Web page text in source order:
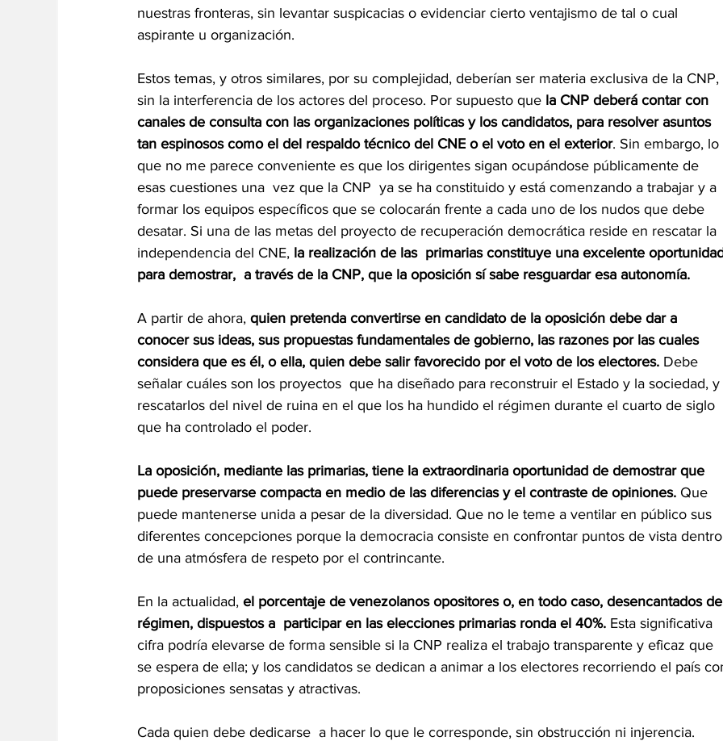
nuestras fronteras, sin levantar suspicacias o evidenciar cierto ventajismo de tal o cual
aspirante u organización.
Estos temas, y otros similares, por su complejidad, deberían ser materia exclusiva de la CNP,
sin la interferencia de los actores del proceso. Por supuesto que la CNP deberá contar con
canales de consulta con las organizaciones políticas y los candidatos, para resolver asuntos
tan espinosos como el del respaldo técnico del CNE o el voto en el exterior. Sin embargo, lo
que no me parece conveniente es que los dirigentes sigan ocupándose públicamente de
esas cuestiones una  vez que la CNP  ya se ha constituido y está comenzando a trabajar y a
formar los equipos específicos que se colocarán frente a cada uno de los nudos que debe
desatar. Si una de las metas del proyecto de recuperación democrática reside en rescatar la
independencia del CNE, la realización de las  primarias constituye una excelente
para demostrar,  a través de la CNP, que la oposición sí sabe resguardar esa autonomía.
A partir de ahora, quien pretenda convertirse en candidato de la oposición debe dar a
conocer sus ideas, sus propuestas fundamentales de gobierno, las razones por las cuales
considera que es él, o ella, quien debe salir favorecido por el voto de los electores. Debe
señalar cuáles son los proyectos  que ha diseñado para reconstruir el Estado y la sociedad, y
rescatarlos del nivel de ruina en el que los ha hundido el régimen durante el cuarto de siglo
que ha controlado el poder.
La oposición, mediante las primarias, tiene la extraordinaria oportunidad de demostrar que
puede preservarse compacta en medio de las diferencias y el contraste de opiniones. Que
puede mantenerse unida a pesar de la diversidad. Que no le teme a ventilar en público sus
diferentes concepciones porque la democracia consiste en confrontar puntos de vista dentro
de una atmósfera de respeto por el contrincante.
En la actualidad, el porcentaje de venezolanos opositores o, en todo caso, desencantados
régimen, dispuestos a  participar en las elecciones primarias ronda el 40%. Esta significativa
cifra podría elevarse de forma sensible si la CNP realiza el trabajo transparente y eficaz que
se espera de ella; y los candidatos se dedican a animar a los electores recorriendo el país
proposiciones sensatas y atractivas.
Cada quien debe dedicarse  a hacer lo que le corresponde, sin obstrucción ni injerencia.